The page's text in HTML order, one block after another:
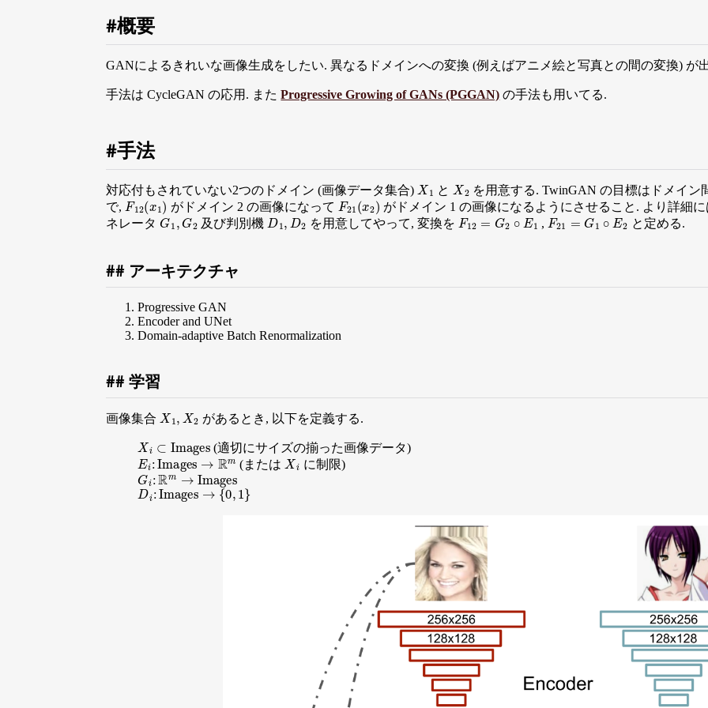
概要
GANによるきれいな画像生成をしたい. 異なるドメインへの変換 (例えばアニメ絵と写真との間の変換) が
手法は CycleGAN の応用. またProgressive Growing of GANs (PGGAN) の手法も用いてる.
手法
対応付もされていない2つのドメイン (画像データ集合) X1 と X2
を用意する. TwinGAN の目標はドメイ
で, F12(x1 )がドメイン 2 の画像になって F21 ( 2)がドメイン 1 の画像になるようにさせること. より詳細
ネレータG1, G2 及び判別機 D1,D2 を用意してやって, 変換を F12=G2∘ E1 , F21=G1∘E 2 と定める.
アーキテクチャ
Progressive GAN
Encoder and UNet
Domain-adaptive Batch Renormalization
学習
画像集合 X1 X2 があるとき, 以下を定義する.
Xi Images (適切にサイズの揃った画像データ)
Ei: Images→Rm (または Xi に制限)
Gi:Rm→Images
Di:Images →{0,1}